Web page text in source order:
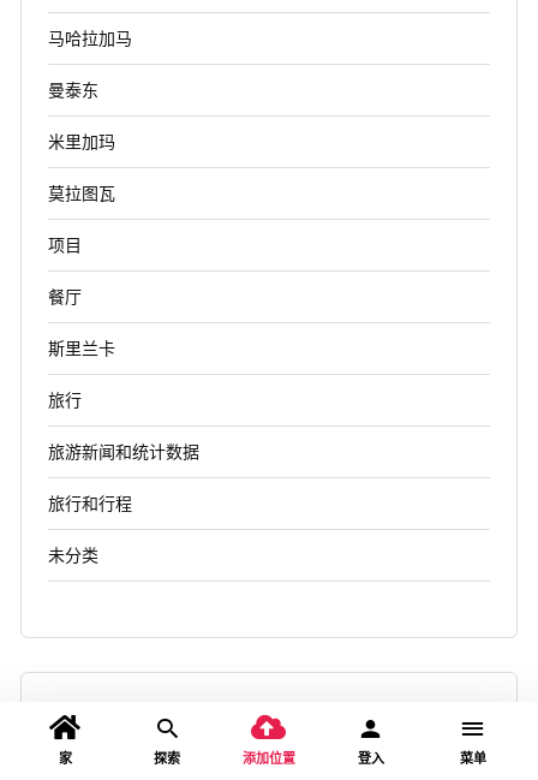
马哈拉加马
曼泰东
米里加玛
莫拉图瓦
项目
餐厅
斯里兰卡
旅行
旅游新闻和统计数据
旅行和行程
未分类
家 探索 添加位置 登入 菜单